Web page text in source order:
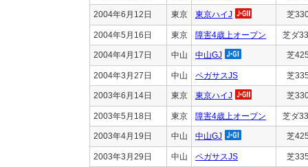
2004年6月12日 東京 東京ハイJ 芝
2004年5月16日 東京 障害4歳上オープン 芝ダ
2004年4月17日 中山 中山GJ 芝
2004年3月27日 中山 ペガサスJS 芝
2003年6月14日 東京 東京ハイJ 芝
2003年5月18日 東京 障害4歳上オープン 芝ダ
2003年4月19日 中山 中山GJ 芝
2003年3月29日 中山 ペガサスJS 芝